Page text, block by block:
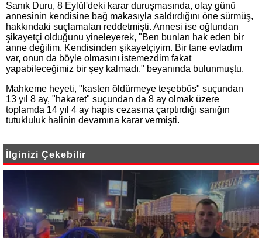
Sanık Duru, 8 Eylül'deki karar duruşmasında, olay günü
annesinin kendisine bağ makasıyla saldırdığını öne sürmüş,
hakkındaki suçlamaları reddetmişti. Annesi ise oğlundan
şikayetçi olduğunu yineleyerek, "Ben bunları hak eden bir
anne değilim. Kendisinden şikayetçiyim. Bir tane evladım
var, onun da böyle olmasını istemezdim fakat
yapabileceğimiz bir şey kalmadı." beyanında bulunmuştu.
Mahkeme heyeti, "kasten öldürmeye teşebbüs" suçundan
13 yıl 8 ay, "hakaret" suçundan da 8 ay olmak üzere
toplamda 14 yıl 4 ay hapis cezasına çarptırdığı sanığın
tutukluluk halinin devamına karar vermişti.
İlginizi Çekebilir